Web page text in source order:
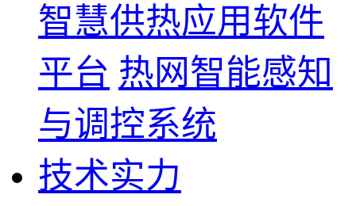
智慧供热应用软件
平台 热网智能感知
与调控系统
技术实力